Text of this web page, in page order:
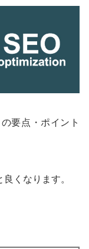
要点・ポイント
くなります。